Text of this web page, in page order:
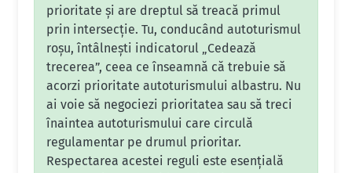
prioritate și are dreptul să treacă primul
prin intersecție. Tu, conducând autoturismul
roșu, întâlnești indicatorul „Cedează
trecerea”, ceea ce înseamnă că trebuie să
acorzi prioritate autoturismului albastru. Nu
ai voie să negociezi prioritatea sau să treci
înaintea autoturismului care circulă
regulamentar pe drumul prioritar.
Respectarea acestei reguli este esențială